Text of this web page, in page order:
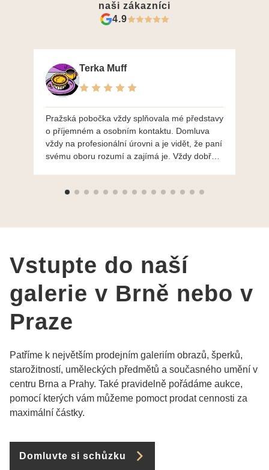
naši zákazníci
4.9
Terka Muff
Pražská pobočka vždy splňovala mé představy
o příjemném a osobním kontaktu. Domluva
vždy na profesionální úrovni a je vidět, že paní
svému oboru rozumí a zajímá je. Vždy dobře a
výběru, jak už bylo napsáno - na požádání
Vstupte do naší
galerie v Brně nebo v
Praze
Patříme k největším prodejním galeriím obrazů, šperků,
starožitností, uměleckých předmětů a současného umění v
centru Brna a Prahy. Také pravidelně pořádáme aukce,
pomocí kterých vám můžeme pomoct prodat cennosti za
maximální částky.
Domluvte si schůzku